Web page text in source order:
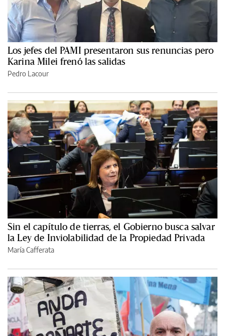
Los jefes del PAMI presentaron sus renuncias pero
Karina Milei frenó las salidas
Pedro Lacour
Sin el capítulo de tierras, el Gobierno busca salvar
la Ley de Inviolabilidad de la Propiedad Privada
María Cafferata